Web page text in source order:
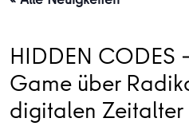
HIDDEN CODES
Game über
digitalen Zeitalter